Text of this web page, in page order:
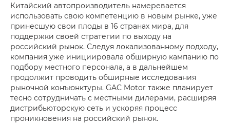
Китайский автопроизводитель намеревается
использовать свою компетенцию в новым рынке, уже
принесшую свои плоды в 16 странах мира, для
поддержки своей стратегии по выходу на
российский рынок. Следуя локализованному подходу,
компания уже инициировала обширную кампанию по
подбору местного персонала, а в дальнейшем
продолжит проводить обширные исследования
рыночной конъюнктуры. GAC Motor также планирует
тесно сотрудничать с местными дилерами, расширяя
дистрибьюторскую сеть и ускоряя процесс
проникновения на российский рынок.